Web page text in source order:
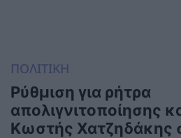
ΠΟΛΙΤΙΚΗ
Ρύθμιση για ρήτρα
απολιγνιτοποίησης
Κωστής Χατζηδάκης